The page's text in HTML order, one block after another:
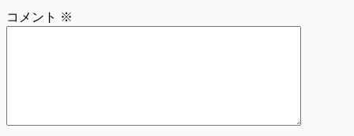
コメント ※